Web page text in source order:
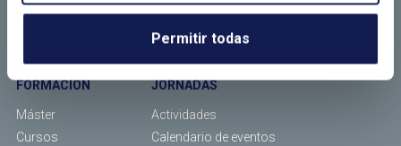
Permitir todas
Bolsa de trabajo
FORMACIÓN
Máster
Cursos
JORNADAS
Actividades
Calendario de eventos